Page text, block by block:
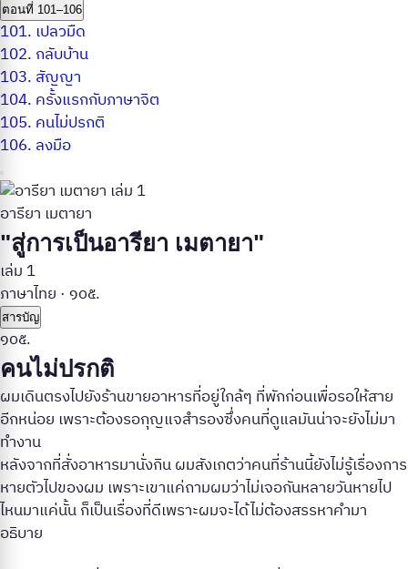
ตอนที่ 101–106
101. เปลวมืด
102. กลับบ้าน
103. สัญญา
104. ครั้งแรกกับภาษาจิต
105. คนไม่ปรกติ
106. ลงมือ
อารียา เมตายา
"สู่การเป็นอารียา เมตายา"
เล่ม 1
ภาษาไทย · ๑๐๕.
สารบัญ
๑๐๕.
คนไม่ปรกติ
ผมเดินตรงไปยังร้านขายอาหารที่อยู่ใกล้ๆ ที่พักก่อนเพื่อรอให้สาย
อีกหน่อย เพราะต้องรอกุญแจสำรองซึ่งคนที่ดูแลมันน่าจะยังไม่มา
ทำงาน
หลังจากที่สั่งอาหารมานั่งกิน ผมสังเกตว่าคนที่ร้านนี้ยังไม่รู้เรื่องการ
หายตัวไปของผม เพราะเขาแค่ถามผมว่าไม่เจอกันหลายวันหายไป
ไหนมาแค่นั้น ก็เป็นเรื่องที่ดีเพราะผมจะได้ไม่ต้องสรรหาคำมา
อธิบาย